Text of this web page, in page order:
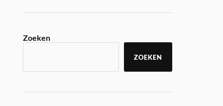
Zoeken
ZOEKEN